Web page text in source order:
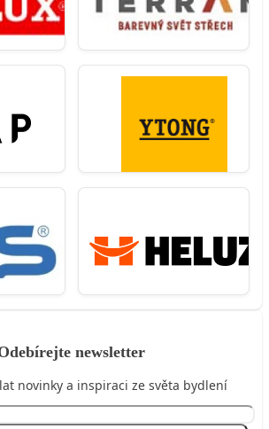
newsletter
novinky a inspiraci ze světa bydlení